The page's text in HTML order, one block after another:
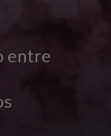
entre